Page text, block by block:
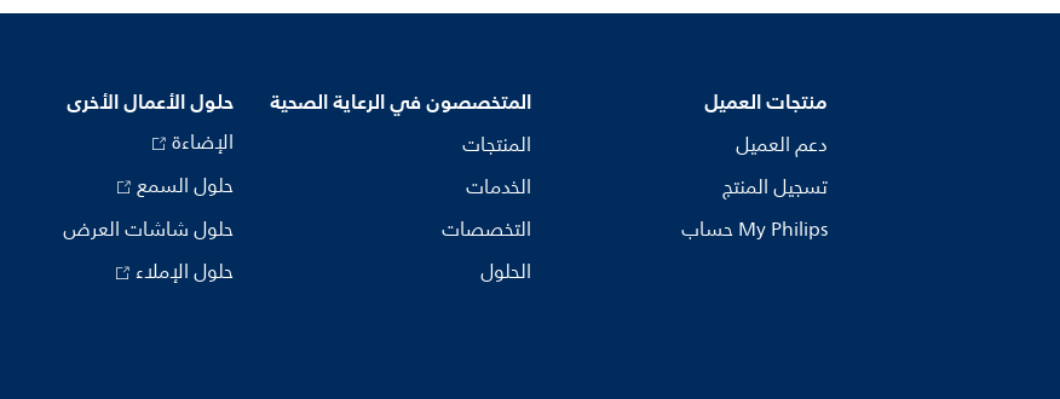
منتجات العميل
دعم العميل
تسجيل المنتج
My Philips حساب
المتخصصون في الرعاية الصحية
المنتجات
الخدمات
التخصصات
الحلول
حلول الأعمال الأخرى
الإضاءة
حلول السمع
حلول شاشات العرض
حلول الإملاء